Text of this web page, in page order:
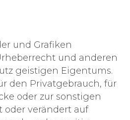
und Grafiken
und anderen
geistigen Eigentums.
den Privatgebrauch, für
oder zur sonstigen
oder verändert auf